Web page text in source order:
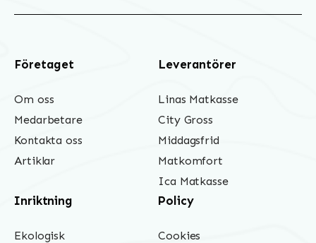
Företaget
Om oss
Medarbetare
Kontakta oss
Artiklar
Leverantörer
Linas Matkasse
City Gross
Middagsfrid
Matkomfort
Ica Matkasse
Inriktning
Ekologisk
Policy
Cookies